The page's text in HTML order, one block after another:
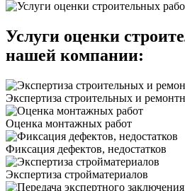
Услуги оценки
нашей компании:
Экспертиза строительных и
Оценка монтажных работ
Фиксация дефектов, недостатков
Экспертиза стройматериалов